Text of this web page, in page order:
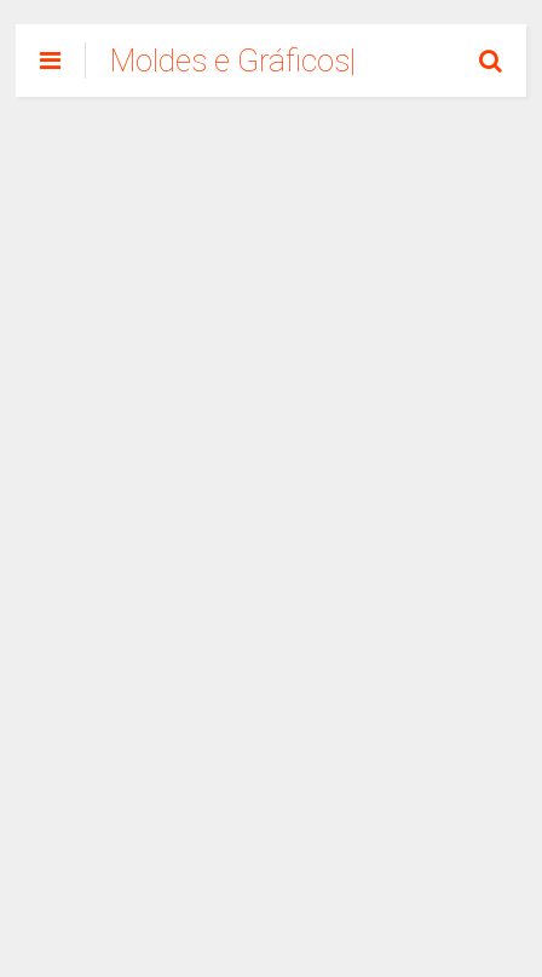
Moldes e Gráficos|
Como Fazer